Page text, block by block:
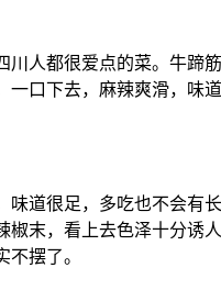
人都很爱点的菜。牛蹄
一口下去，麻辣爽滑，
道很足，多吃也不会有
椒末，看上去色泽十分
摆了。